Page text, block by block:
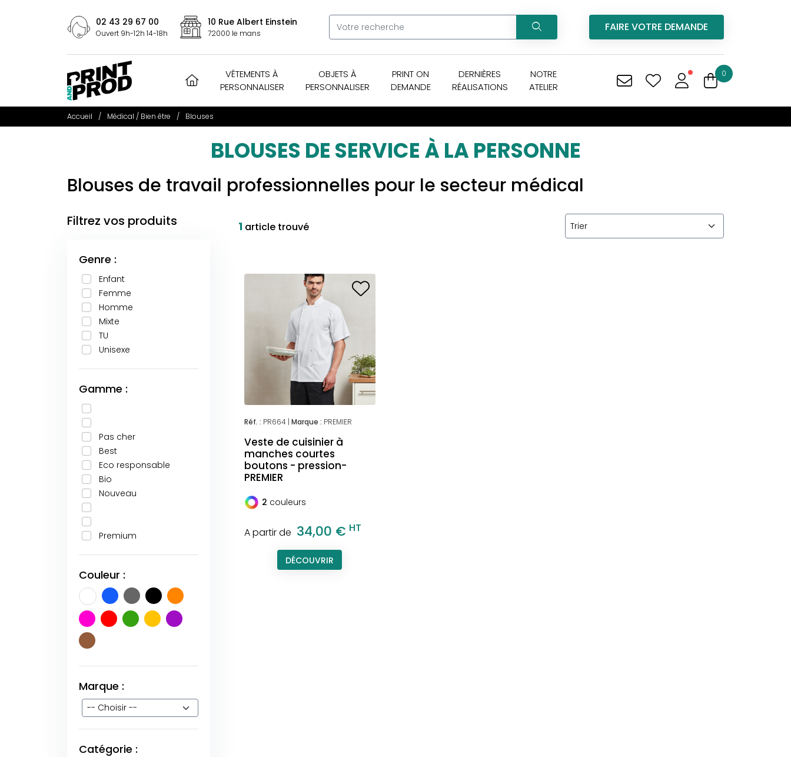
02 43 29 67 00
Ouvert 9h-12h 14-18h
10 Rue Albert Einstein
72000 le mans FAIRE VOTRE DEMANDE
0
VÊTEMENTS À
PERSONNALISER
OBJETS À
PERSONNALISER
PRINT ON
DEMANDE
DERNIÈRES
RÉALISATIONS
NOTRE
ATELIER
Accueil Médical / Bien être Blouses
BLOUSES DE SERVICE À LA PERSONNE
Blouses de travail professionnelles pour le secteur médical
1 article trouvé
Réf. : PR664 | Marque : PREMIER
Veste de cuisinier à
manches courtes
boutons - pression-
PREMIER
2 couleurs
A partir de 34,00 € HT
DÉCOUVRIR
Filtrez vos produits
Genre :
Enfant
Femme
Homme
Mixte
TU
Unisexe
Gamme :
Pas cher
Best
Eco responsable
Bio
Nouveau
Premium
Couleur :
Marque :
Catégorie :